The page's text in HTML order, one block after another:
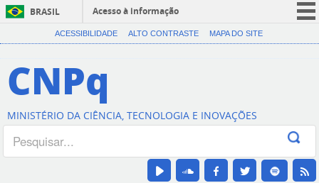
BRASIL
Acesso à informação
CORONAVÍRUS (COVID-19)
Canais
ACESSIBILIDADE ALTO CONTRASTE MAPA DO SITE
CNPq
MINISTÉRIO DA CIÊNCIA, TECNOLOGIA E INOVAÇÕES